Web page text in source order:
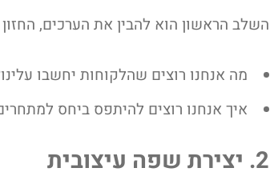
השלב הראשון הוא להבין את הערכים,
מה אנחנו רוצים שהלקוחות יחשבו
איך אנחנו רוצים להיתפס ביחס
2. יצירת שפה עיצובית